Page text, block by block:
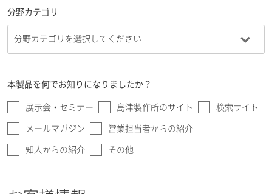
分野カテゴリ
本製品を何でお知りになりましたか？
展示会・セミナー 島津製作所のサイト 検索サイト
メールマガジン 営業担当者からの紹介
知人からの紹介 その他